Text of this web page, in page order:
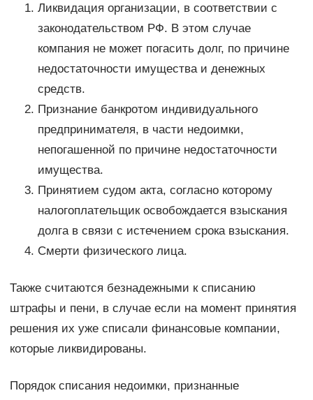
Ликвидация организации, в соответствии с
законодательством РФ. В этом случае
компания не может погасить долг, по причине
недостаточности имущества и денежных
средств.
Признание банкротом индивидуального
предпринимателя, в части недоимки,
непогашенной по причине недостаточности
имущества.
Принятием судом акта, согласно которому
налогоплательщик освобождается взыскания
долга в связи с истечением срока взыскания.
Смерти физического лица.
Также считаются безнадежными к списанию
штрафы и пени, в случае если на момент принятия
решения их уже списали финансовые компании,
которые ликвидированы.
Порядок списания недоимки, признанные